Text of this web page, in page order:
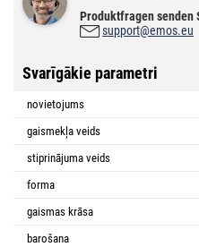
Produktfragen senden
support@emos.eu
Svarīgākie parametri
novietojums
gaismekļa veids
stiprinājuma veids
forma
gaismas krāsa
barošana